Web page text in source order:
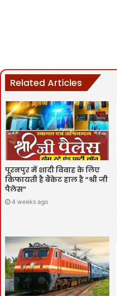
Related Articles
पूरनपुर में शादी विवाह के लिए
किफायती है बैंकेट हाल है “श्री जी
पैलेस”
4 weeks ago